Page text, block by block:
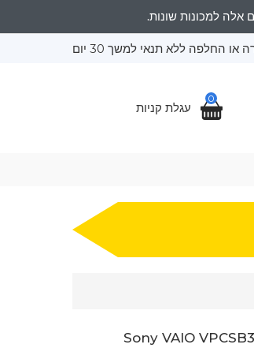
החלפה ללא תנאי למשך 30 יום
0
עגלת קניות